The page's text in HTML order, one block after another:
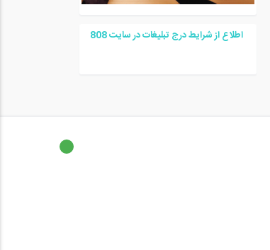
اطلاع از شرایط درج تبلیغات در سایت 808